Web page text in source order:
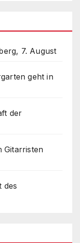
7. August
geht in
der
Gitarristen
des